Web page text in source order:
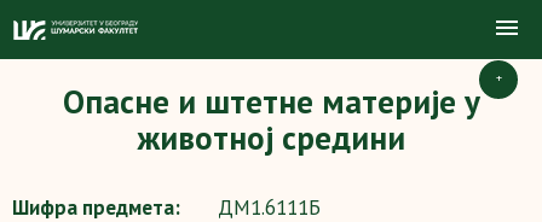
+
Опасне и штетне материје у
животној средини
Шифра предмета:
ДМ1.6111Б